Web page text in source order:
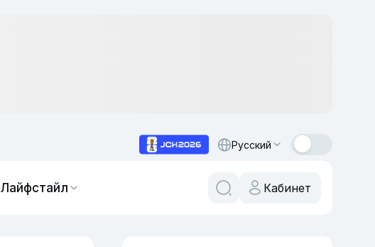
Русский
Лайфстайл Кабинет